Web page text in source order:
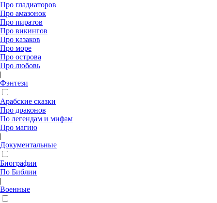
Про гладиаторов
Про амазонок
Про пиратов
Про викингов
Про казаков
Про море
Про острова
Про любовь
|
Фэнтези
Арабские сказки
Про драконов
По легендам и мифам
Про магию
|
Документальные
Биографии
По Библии
|
Военные